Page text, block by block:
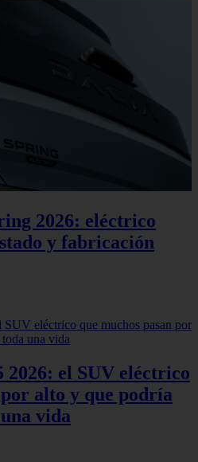
2026: eléctrico
y fabricación
el SUV eléctrico
alto y que podría
vida